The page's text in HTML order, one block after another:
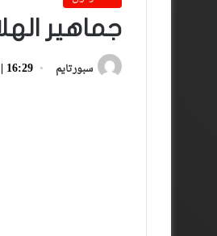
جماهير
سبورتايم 16:29 | 12 أبريل، 2019